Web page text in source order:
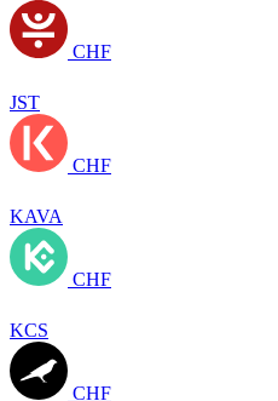
CHF
JST
CHF
KAVA
CHF
KCS
CHF